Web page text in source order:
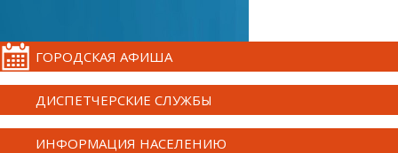
ГОРОДСКАЯ АФИША
ДИСПЕТЧЕРСКИЕ СЛУЖБЫ
ИНФОРМАЦИЯ НАСЕЛЕНИЮ